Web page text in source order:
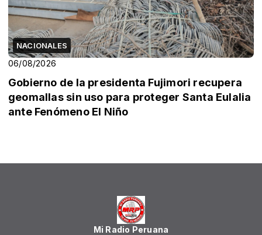
NACIONALES
06/08/2026
Gobierno de la presidenta Fujimori recupera
geomallas sin uso para proteger Santa Eulalia
ante Fenómeno El Niño
Mi Radio Peruana